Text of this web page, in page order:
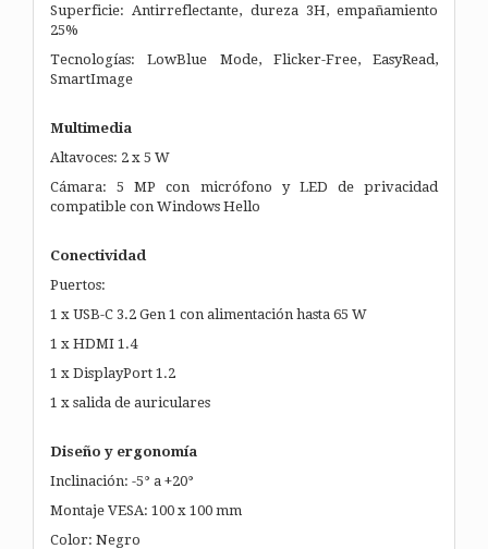
Superficie: Antirreflectante, dureza 3H, empañamiento
25%
Tecnologías: LowBlue Mode, Flicker-Free, EasyRead,
SmartImage
Multimedia
Altavoces: 2 x 5 W
Cámara: 5 MP con micrófono y LED de privacidad
compatible con Windows Hello
Conectividad
Puertos:
1 x USB-C 3.2 Gen 1 con alimentación hasta 65 W
1 x HDMI 1.4
1 x DisplayPort 1.2
1 x salida de auriculares
Diseño y ergonomía
Inclinación: -5° a +20°
Montaje VESA: 100 x 100 mm
Color: Negro